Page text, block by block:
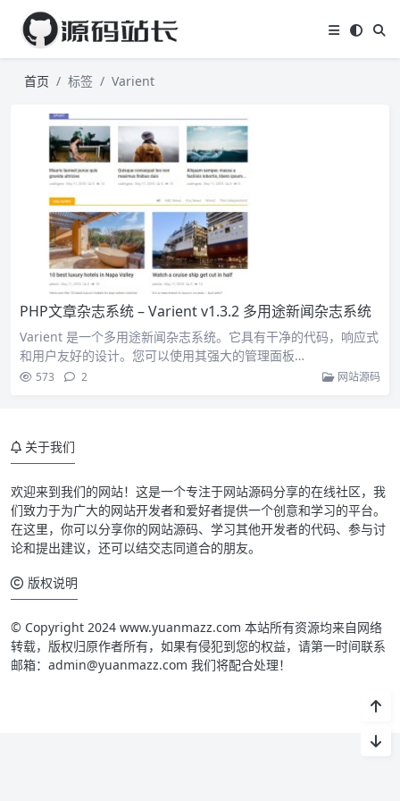
首页 标签 Varient
PHP文章杂志系统 – Varient v1.3.2 多用途新闻杂志系统
Varient 是一个多用途新闻杂志系统。它具有干净的代码，响应式
和用户友好的设计。您可以使用其强大的管理面板…
573 2 网站源码
关于我们
欢迎来到我们的网站！这是一个专注于网站源码分享的在线社区，我
们致力于为广大的网站开发者和爱好者提供一个创意和学习的平台。
在这里，你可以分享你的网站源码、学习其他开发者的代码、参与讨
论和提出建议，还可以结交志同道合的朋友。
版权说明
© Copyright 2024 www.yuanmazz.com 本站所有资源均来自网络
转载，版权归原作者所有，如果有侵犯到您的权益，请第一时间联系
邮箱：admin@yuanmazz.com 我们将配合处理！